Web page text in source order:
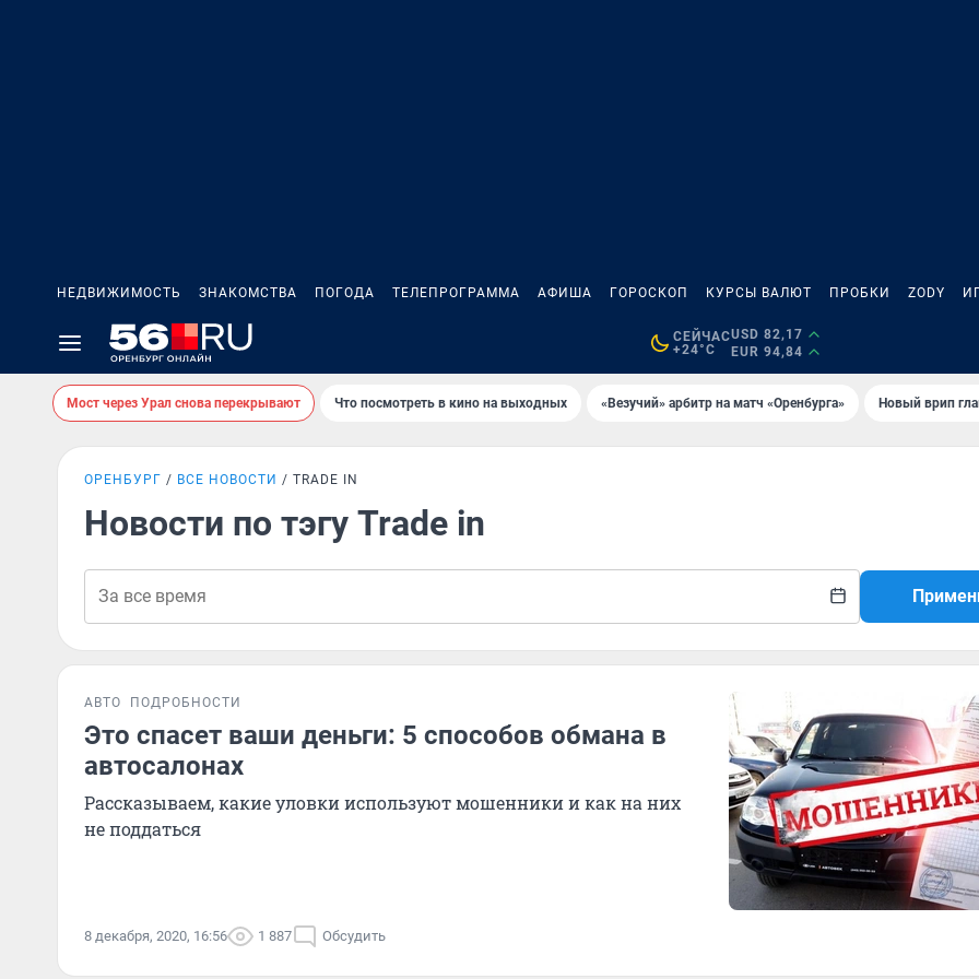
НЕДВИЖИМОСТЬ ЗНАКОМСТВА ПОГОДА ТЕЛЕПРОГРАММА АФИША ГОРОСКОП КУРСЫ ВАЛЮТ ПРОБКИ ZODY
СЕЙЧАС
+24°C
USD 82,17
EUR 94,84
Мост через Урал снова перекрывают Что посмотреть в кино на выходных «Везучий» арбитр на матч «Оренбурга» Новый врип
ОРЕНБУРГ ВСЕ НОВОСТИ TRADE IN
Новости по тэгу Trade in
АВТО ПОДРОБНОСТИ
Это спасет ваши деньги: 5 способов обмана в
автосалонах
Рассказываем, какие уловки используют мошенники и как на них
не поддаться
8 декабря, 2020, 16:56 1 887 Обсудить